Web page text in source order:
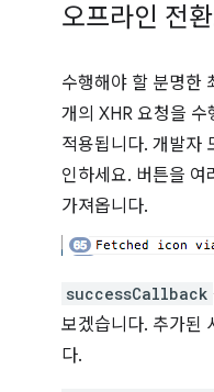
오프라인 전
수행해야 할 분명한
개의 XHR 요청을 수
적용됩니다. 개발자
인하세요. 버튼을 여
가져옵니다.
successCallback
보겠습니다. 추가된
다.